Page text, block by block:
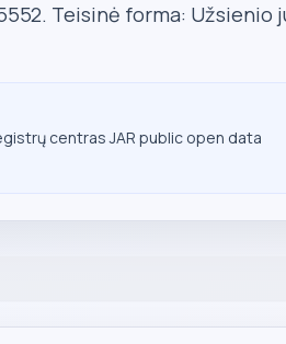
Teisinė forma:
centras JAR public open data